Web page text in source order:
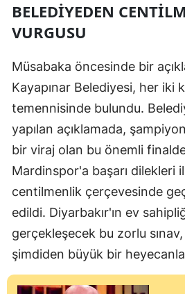
BELEDIYEDEN
VURGUSU
Müsabaka öncesinde bir
Kayapınar Belediyesi, her iki
temennisinde bulundu.
yapılan açıklamada,
bir viraj olan bu önemli
Mardinspor'a başarı dilekleri
centilmenlik çerçevesinde
edildi. Diyarbakır'ın ev
gerçekleşecek bu zorlu
şimdiden büyük bir